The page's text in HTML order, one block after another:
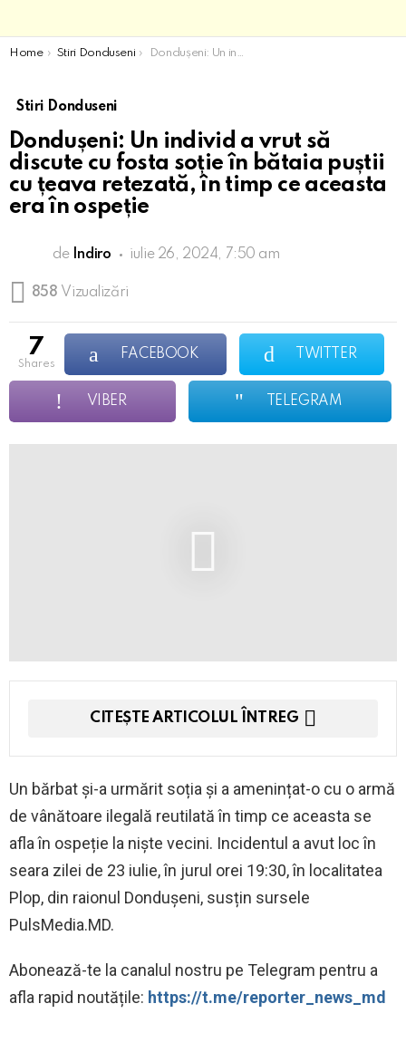
You are here:
Home Stiri Donduseni Dondușeni: Un individ a vrut să discute cu fosta soție în bătaia puștii cu țeava retezată, în timp ce aceasta era în ospeție
Stiri Donduseni
Dondușeni: Un individ a vrut să
discute cu fosta soție în bătaia puștii
cu țeava retezată, în timp ce aceasta
era în ospeție
de Indiro iulie 26, 2024, 7:50 am
858 Vizualizări
7
shares
FACEBOOK TWITTER
VIBER TELEGRAM
CITEȘTE ARTICOLUL ÎNTREG
Un bărbat și-a urmărit soția și a amenințat-o cu o armă
de vânătoare ilegală reutilată în timp ce aceasta se
afla în ospeție la niște vecini. Incidentul a avut loc în
seara zilei de 23 iulie, în jurul orei 19:30, în localitatea
Plop, din raionul Dondușeni, susțin sursele
PulsMedia.MD.
Abonează-te la canalul nostru pe Telegram pentru a
afla rapid noutățile: https://t.me/reporter_news_md